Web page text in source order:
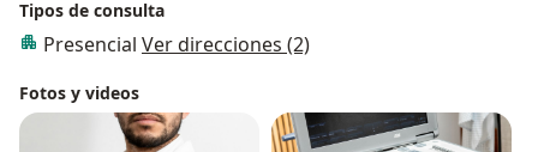
Tipos de consulta
Presencial Ver direcciones (2)
Fotos y videos